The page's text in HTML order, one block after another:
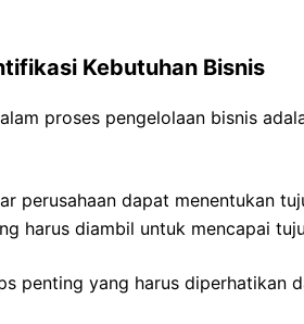
Kebutuhan Bisnis
proses pengelolaan bisnis
perusahaan dapat menentukan
harus diambil untuk mencapai
penting yang harus diperhatikan